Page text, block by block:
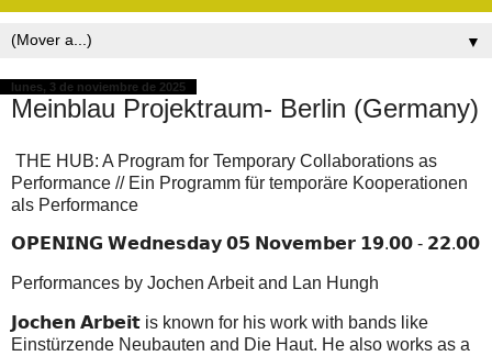
▼
lunes, 3 de noviembre de 2025
Meinblau Projektraum- Berlin (Germany)
THE HUB: A Program for Temporary Collaborations as
Performance // Ein Programm für temporäre Kooperationen
als Performance
𝗢𝗣𝗘𝗡𝗜𝗡𝗚 𝗪𝗲𝗱𝗻𝗲𝘀𝗱𝗮𝘆 𝟬𝟱 𝗡𝗼𝘃𝗲𝗺𝗯𝗲𝗿 𝟭𝟵.𝟬𝟬 - 𝟮𝟮.𝟬𝟬
Performances by Jochen Arbeit and Lan Hungh
𝗝𝗼𝗰𝗵𝗲𝗻 𝗔𝗿𝗯𝗲𝗶𝘁 is known for his work with bands like
Einstürzende Neubauten and Die Haut. He also works as a